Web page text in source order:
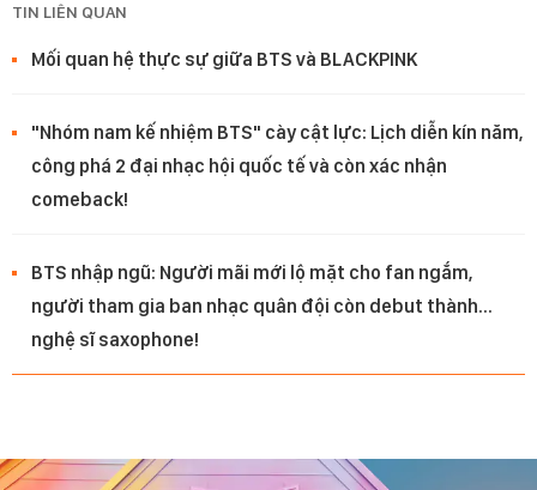
TIN LIÊN QUAN
Mối quan hệ thực sự giữa BTS và BLACKPINK
"Nhóm nam kế nhiệm BTS" cày cật lực: Lịch diễn kín năm,
công phá 2 đại nhạc hội quốc tế và còn xác nhận
comeback!
BTS nhập ngũ: Người mãi mới lộ mặt cho fan ngắm,
người tham gia ban nhạc quân đội còn debut thành...
nghệ sĩ saxophone!